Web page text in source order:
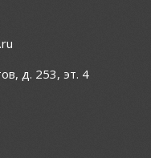
д. 253, эт. 4